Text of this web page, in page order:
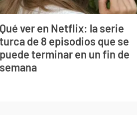
Qué ver en Netflix: la serie
turca de 8 episodios que se
puede terminar en un fin de
semana